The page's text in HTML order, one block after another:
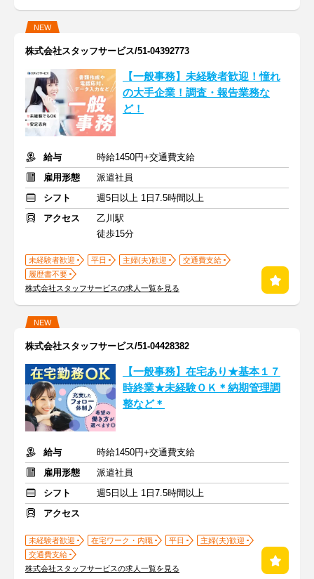
NEW
株式会社スタッフサービス/51-04392773
【一般事務】未経験者歓迎！憧れ
の大手企業！調査・報告業務な
ど！
給与
時給1450円+交通費支給
雇用形態
派遣社員
シフト
週5日以上 1日7.5時間以上
アクセス
乙川駅
徒歩15分
未経験者歓迎 平日 主婦(夫)歓迎
交通費支給
履歴書不要
株式会社スタッフサービスの求人一覧を見る
NEW
株式会社スタッフサービス/51-04428382
【一般事務】在宅あり★基本１７
時終業★未経験ＯＫ＊納期管理調
整など＊
給与
時給1450円+交通費支給
雇用形態
派遣社員
シフト
週5日以上 1日7.5時間以上
アクセス
未経験者歓迎 在宅ワーク・内職 平日
主婦(夫)歓迎
交通費支給
株式会社スタッフサービスの求人一覧を見る